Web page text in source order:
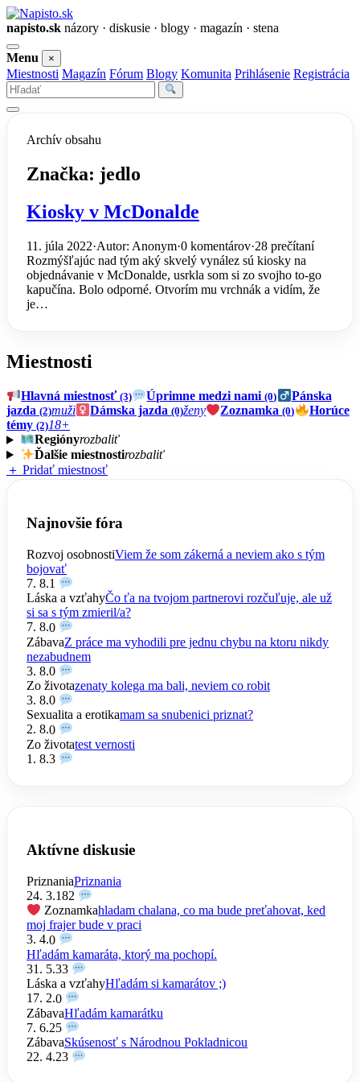
napisto.sk názory · diskusie · blogy · magazín · stena
Otvoriť
menu
Menu ×
Miestnosti Magazín Fórum Blogy Komunita Prihlásenie Registrácia
Vyhľadať
Archív obsahu
Značka: jedlo
Kiosky v McDonalde
11. júla 2022·Autor: Anonym·0 komentárov·28 prečítaní
Rozmýšľajúc nad tým aký skvelý vynález sú kiosky na
objednávanie v McDonalde, usrkla som si zo svojho to-go
kapučína. Bolo odporné. Otvorím mu vrchnák a vidím, že
je…
Miestnosti
Hlavná miestnosť(3) Úprimne medzi nami(0)
Pánska
jazda (2)muži Dámska jazda(0)ženy Zoznamka(0)
Horúce
témy (2)18+
Regiónyrozbaliť
Ďalšie miestnostirozbaliť
＋ Pridať miestnosť
Najnovšie fóra
Rozvoj osobnostiViem že som zákerná a neviem ako s tým
bojovať
7. 8.1
Láska a vzťahyČo ťa na tvojom partnerovi rozčuľuje, ale už
si sa s tým zmieril/a?
7. 8.0
ZábavaZ práce ma vyhodili pre jednu chybu na ktoru nikdy
nezabudnem
3. 8.0
Zo životazenaty kolega ma bali, neviem co robit
3. 8.0
Sexualita a erotikamam sa snubenici priznat?
2. 8.0
Zo životatest vernosti
1. 8.3
Aktívne diskusie
PriznaniaPriznania
24. 3.182
Zoznamkahladam chalana, co ma bude preťahovat, ked
moj frajer bude v praci
3. 4.0
Hľadám kamaráta, ktorý ma pochopí.
31. 5.33
Láska a vzťahyHľadám si kamarátov ;)
17. 2.0
ZábavaHľadám kamarátku
7. 6.25
ZábavaSkúsenosť s Národnou Pokladnicou
22. 4.23